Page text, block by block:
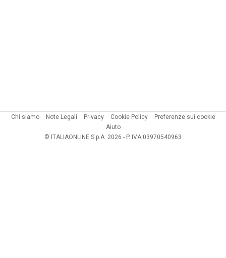
Chi siamo Note Legali Privacy Cookie Policy
Preferenze sui cookie
Aiuto
© ITALIAONLINE S.p.A. 2026 - P. IVA 03970540963